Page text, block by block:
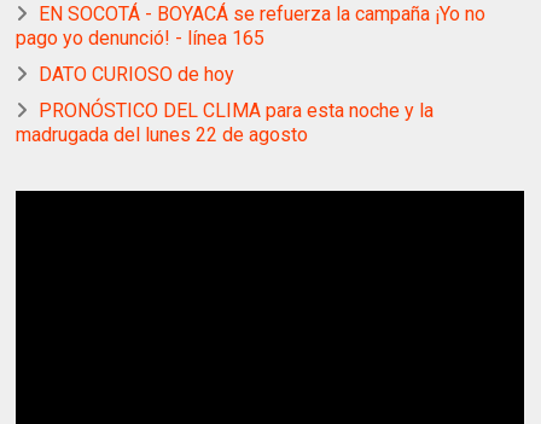
EN SOCOTÁ - BOYACÁ se refuerza la campaña ¡Yo no
pago yo denunció! - línea 165
DATO CURIOSO de hoy
PRONÓSTICO DEL CLIMA para esta noche y la
madrugada del lunes 22 de agosto